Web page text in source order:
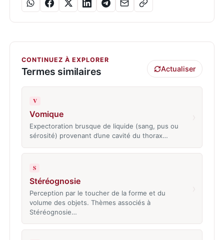
CONTINUEZ À EXPLORER
Termes similaires Actualiser
V
Vomique
Expectoration brusque de liquide (sang, pus ou
sérosité) provenant d’une cavité du thorax…
S
Stéréognosie
Perception par le toucher de la forme et du
volume des objets. Thèmes associés à
Stéréognosie…